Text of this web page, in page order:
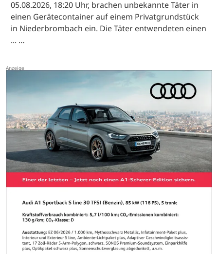
05.08.2026, 18:20 Uhr, brachen unbekannte Täter in
einen Gerätecontainer auf einem Privatgrundstück
in Niederbrombach ein. Die Täter entwendeten einen
... …